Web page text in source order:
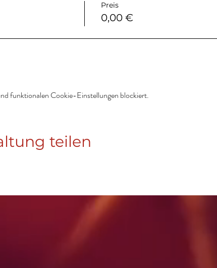
Preis
0,00 €
funktionalen Cookie-Einstellungen blockiert.
teilen